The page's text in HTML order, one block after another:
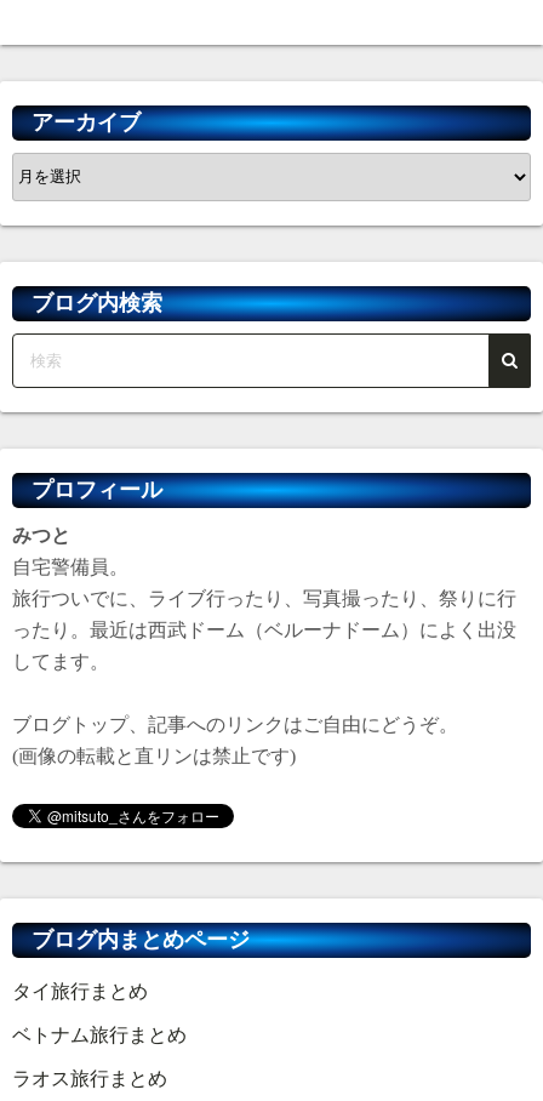
アーカイブ
ア
ー
カ
イ
ブブログ内検索
プロフィール
みつと
自宅警備員。
旅行ついでに、ライブ行ったり、写真撮ったり、祭りに行
ったり。最近は西武ドーム（ベルーナドーム）によく出没
してます。
ブログトップ、記事へのリンクはご自由にどうぞ。
(画像の転載と直リンは禁止です)
ブログ内まとめページ
タイ旅行まとめ
ベトナム旅行まとめ
ラオス旅行まとめ